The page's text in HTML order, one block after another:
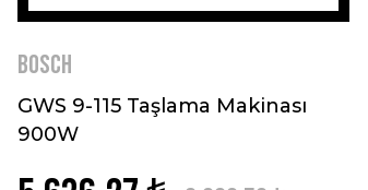
BOSCH
GWS 9-115 Taşlama Makinası
900W